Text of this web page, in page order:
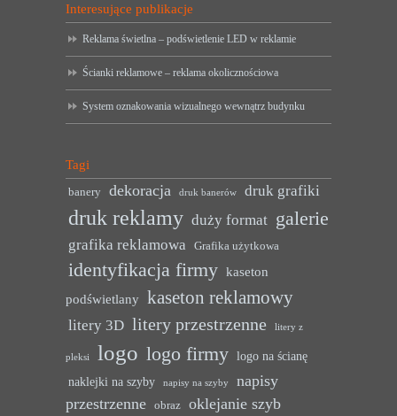
Interesujące publikacje
Reklama świetlna – podświetlenie LED w reklamie
Ścianki reklamowe – reklama okolicznościowa
System oznakowania wizualnego wewnątrz budynku
Tagi
banery dekoracja druk banerów druk grafiki
druk reklamy duży format galerie
grafika reklamowa Grafika użytkowa
identyfikacja firmy kaseton
podświetlany kaseton reklamowy
litery 3D litery przestrzenne litery z
pleksi logo logo firmy logo na ścianę
naklejki na szyby
napisy na szyby
napisy
przestrzenne
obraz oklejanie szyb